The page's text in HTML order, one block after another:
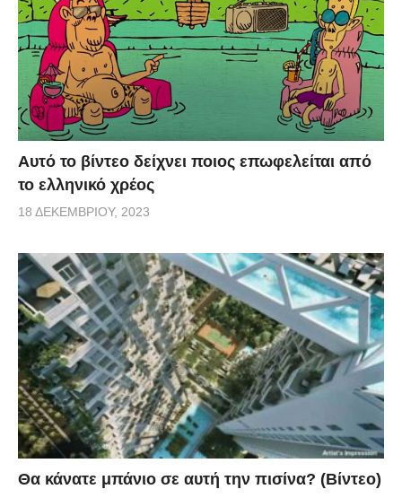
Αυτό το βίντεο δείχνει ποιος επωφελείται από
το ελληνικό χρέος
18 ΔΕΚΕΜΒΡΊΟΥ, 2023
Θα κάνατε μπάνιο σε αυτή την πισίνα? (Βίντεο)